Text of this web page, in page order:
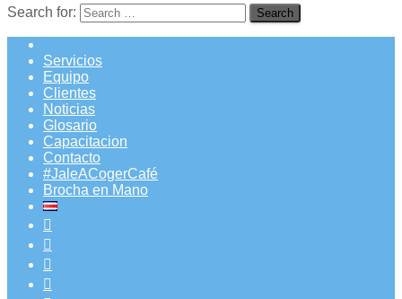
Search for:
Servicios
Equipo
Clientes
Noticias
Glosario
Capacitacion
Contacto
#JaleACogerCafé
Brocha en Mano